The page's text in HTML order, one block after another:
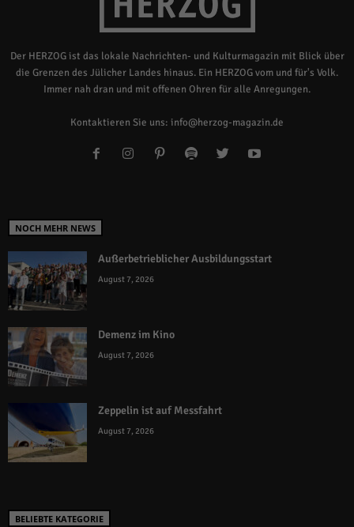
Der HERZOG ist das lokale Nachrichten- und Kulturmagazin mit Blick über
die Grenzen des Jülicher Landes hinaus. Ein HERZOG vom und für's Volk.
Immer nah dran und mit offenen Ohren für alle Anregungen.
Kontaktieren Sie uns: info@herzog-magazin.de
NOCH MEHR NEWS
Außerbetrieblicher Ausbildungsstart
August 7, 2026
Demenz im Kino
August 7, 2026
Zeppelin ist auf Messfahrt
August 7, 2026
BELIEBTE KATEGORIE